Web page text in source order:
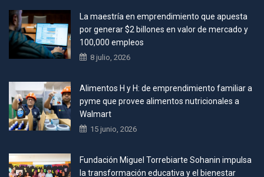
La maestría en emprendimiento que apuesta
por generar $2 billones en valor de mercado y
100,000 empleos
8 julio, 2026
Alimentos H y H: de emprendimiento familiar a
pyme que provee alimentos nutricionales a
Walmart
15 junio, 2026
Fundación Miguel Torrebiarte Sohanin impulsa
la transformación educativa y el bienestar